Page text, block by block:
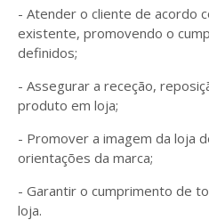
- Atender o cliente de acordo
existente, promovendo o
definidos;
- Assegurar a receção,
produto em loja;
- Promover a imagem da loja
orientações da marca;
- Garantir o cumprimento de
loja.